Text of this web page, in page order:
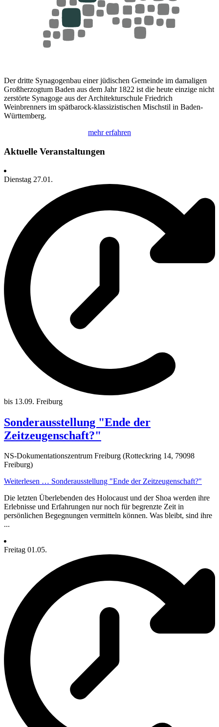
Der dritte Synagogenbau einer jüdischen Gemeinde im damaligen
Großherzogtum Baden aus dem Jahr 1822 ist die heute einzige nicht
zerstörte Synagoge aus der Architekturschule Friedrich
Weinbrenners im spätbarock-klassizistischen Mischstil in Baden-
Württemberg.
mehr erfahren
Aktuelle Veranstaltungen
Dienstag 27.01.
bis 13.09. Freiburg
Sonderausstellung "Ende der
Zeitzeugenschaft?"
NS-Dokumentationszentrum Freiburg (Rotteckring 14, 79098
Freiburg)
Weiterlesen … Sonderausstellung "Ende der Zeitzeugenschaft?"
Die letzten Überlebenden des Holocaust und der Shoa werden ihre
Erlebnisse und Erfahrungen nur noch für begrenzte Zeit in
persönlichen Begegnungen vermitteln können. Was bleibt, sind ihre
...
Freitag 01.05.